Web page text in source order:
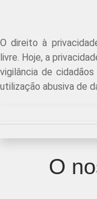
O direito à
livre. Hoje, a
vigilância de
utilização abusiva de
O